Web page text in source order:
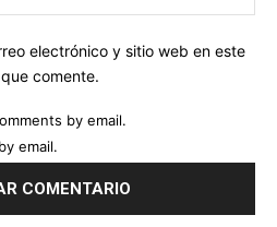
electrónico y sitio web en este
comente.
by email.
email.